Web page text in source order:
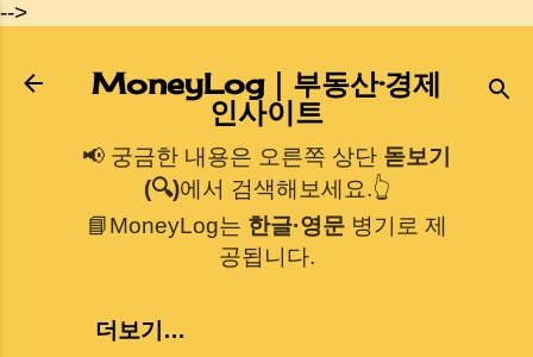
-->
기본 콘텐츠로 건너뛰기
MoneyLog｜부동산·경제
인사이트
📢 궁금한 내용은 오른쪽 상단 돋보기
(🔍)에서 검색해보세요.👆
📘MoneyLog는 한글·영문병기로 제
공됩니다.
더보기…